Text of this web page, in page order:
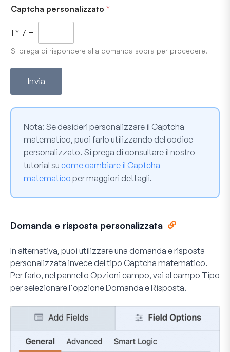
Captcha personalizzato *
1 * 7 =
Si prega di rispondere alla domanda sopra per procedere.
Invia
Nota: Se desideri personalizzare il Captcha
matematico, puoi farlo utilizzando del codice
personalizzato. Si prega di consultare il nostro
tutorial su come cambiare il Captcha
matematico per maggiori dettagli.
Domanda e risposta personalizzata
In alternativa, puoi utilizzare una domanda e risposta
personalizzata invece del tipo Captcha matematico.
Per farlo, nel pannello Opzioni campo, vai al campo Tipo
per selezionare l'opzioneDomanda e Risposta.